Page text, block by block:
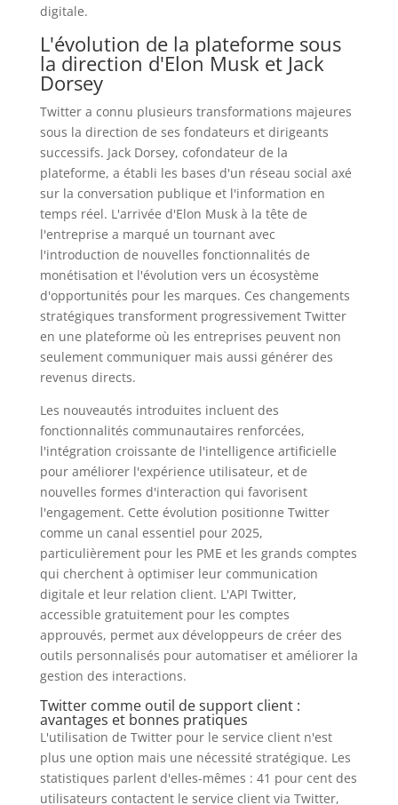
digitale.
L'évolution de la plateforme sous
la direction d'Elon Musk et Jack
Dorsey
Twitter a connu plusieurs transformations majeures
sous la direction de ses fondateurs et dirigeants
successifs. Jack Dorsey, cofondateur de la
plateforme, a établi les bases d'un réseau social axé
sur la conversation publique et l'information en
temps réel. L'arrivée d'Elon Musk à la tête de
l'entreprise a marqué un tournant avec
l'introduction de nouvelles fonctionnalités de
monétisation et l'évolution vers un écosystème
d'opportunités pour les marques. Ces changements
stratégiques transforment progressivement Twitter
en une plateforme où les entreprises peuvent non
seulement communiquer mais aussi générer des
revenus directs.
Les nouveautés introduites incluent des
fonctionnalités communautaires renforcées,
l'intégration croissante de l'intelligence artificielle
pour améliorer l'expérience utilisateur, et de
nouvelles formes d'interaction qui favorisent
l'engagement. Cette évolution positionne Twitter
comme un canal essentiel pour 2025,
particulièrement pour les PME et les grands comptes
qui cherchent à optimiser leur communication
digitale et leur relation client. L'API Twitter,
accessible gratuitement pour les comptes
approuvés, permet aux développeurs de créer des
outils personnalisés pour automatiser et améliorer la
gestion des interactions.
Twitter comme outil de support client :
avantages et bonnes pratiques
L'utilisation de Twitter pour le service client n'est
plus une option mais une nécessité stratégique. Les
statistiques parlent d'elles-mêmes : 41 pour cent des
utilisateurs contactent le service client via Twitter,